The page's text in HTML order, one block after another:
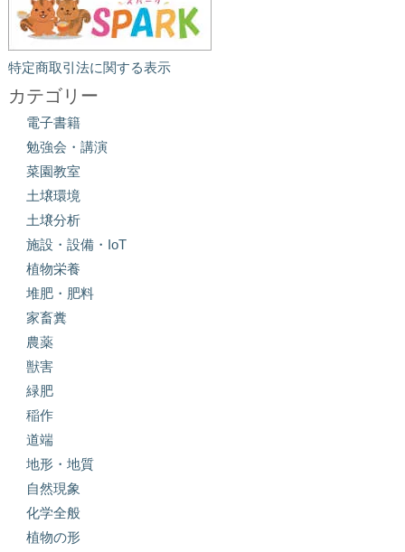
特定商取引法に関する表示
カテゴリー
電子書籍
勉強会・講演
菜園教室
土壌環境
土壌分析
施設・設備・IoT
植物栄養
堆肥・肥料
家畜糞
農薬
獣害
緑肥
稲作
道端
地形・地質
自然現象
化学全般
植物の形